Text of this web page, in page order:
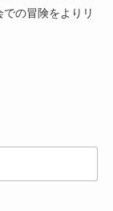
の冒険をよりリ